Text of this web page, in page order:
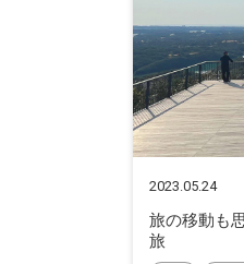
2023.05.24
旅の移動も
旅